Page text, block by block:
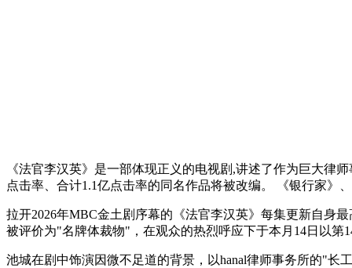
《法官李汉英》是一部体现正义的电视剧,讲述了作为巨大律
点击率、合计1.1亿点击率的同名作品将被改编。 《银行家》
拉开2026年MBC金土剧序幕的《法官李汉英》每集更新自身
被评价为"名牌体裁物"，在观众的热烈呼应下于本月14日以第
池城在剧中饰演因微不足道的背景，以hanal律师事务所的"